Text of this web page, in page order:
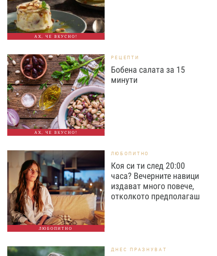
АХ, ЧЕ ВКУСНО!
АХ, ЧЕ ВКУСНО!
РЕЦЕПТИ
Бобена салата за 15
минути
ЛЮБОПИТНО
ЛЮБОПИТНО
Коя си ти след 20:00
часа? Вечерните навици
издават много повече,
отколкото предполагаш
ДНЕС ПРАЗНУВАТ